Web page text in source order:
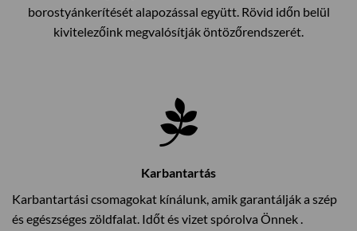
borostyánkerítését alapozással együtt. Rövid időn belül
kivitelezőink megvalósítják öntözőrendszerét.
Karbantartás
Karbantartási csomagokat kínálunk, amik garantálják a szép
és egészséges zöldfalat. Időt és vizet spórolva Önnek .